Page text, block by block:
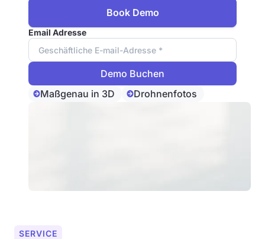
Book Demo
Email Adresse
Maßgenau in 3D Drohnenfotos
SERVICE